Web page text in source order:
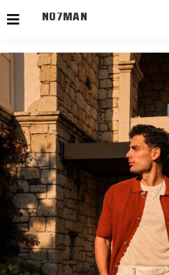
2000TL Üzeri Kargo Ücretsiz!